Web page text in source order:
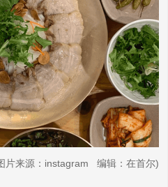
片来源：instagram 编辑：在首尔)